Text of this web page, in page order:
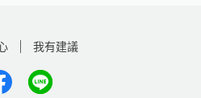
我有建議